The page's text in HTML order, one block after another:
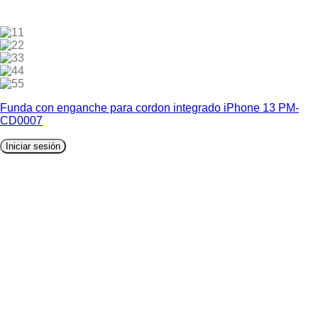
1
2
3
4
5
Funda con enganche para cordon integrado iPhone 13 PM-
CD0007
Iniciar sesión